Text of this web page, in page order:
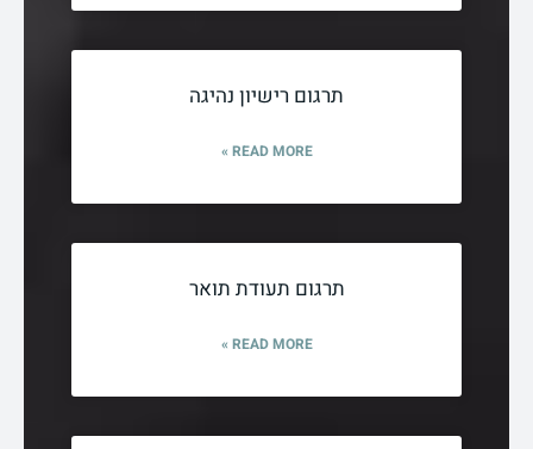
תרגום רישיון נהיגה
READ MORE »
תרגום תעודת תואר
READ MORE »